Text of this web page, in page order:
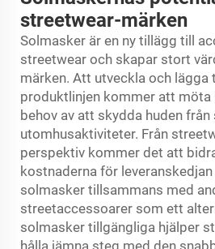
streetwear-märken
Solmasker är en ny tillägg till
streetwear och skapar stort
märken. Att utveckla och lägga
produktlinjen kommer att möta
behov av att skydda huden från
utomhusaktiviteter. Från
perspektiv kommer det att
kostnaderna för
solmasker tillsammans med
streetaccessoarer som ett
solmasker tillgängliga hjälper
hålla jämna steg med den